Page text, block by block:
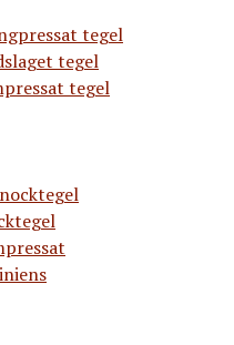
tegel
tegel
tegel